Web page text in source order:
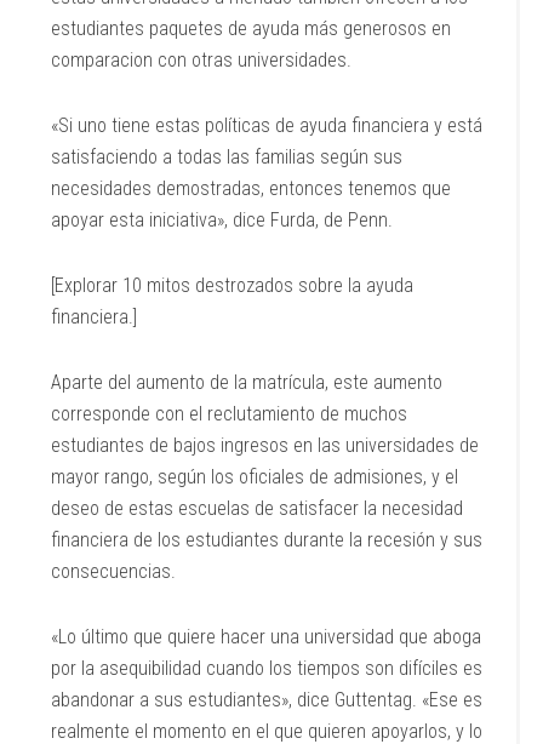
estudiantes paquetes de ayuda más generosos en
comparacion con otras universidades.
«Si uno tiene estas políticas de ayuda financiera y está
satisfaciendo a todas las familias según sus
necesidades demostradas, entonces tenemos que
apoyar esta iniciativa», dice Furda, de Penn.
[Explorar 10 mitos destrozados sobre la ayuda
financiera.]
Aparte del aumento de la matrícula, este aumento
corresponde con el reclutamiento de muchos
estudiantes de bajos ingresos en las universidades de
mayor rango, según los oficiales de admisiones, y el
deseo de estas escuelas de satisfacer la necesidad
financiera de los estudiantes durante la recesión y sus
consecuencias.
«Lo último que quiere hacer una universidad que aboga
por la asequibilidad cuando los tiempos son difíciles es
abandonar a sus estudiantes», dice Guttentag. «Ese es
realmente el momento en el que quieren apoyarlos, y lo